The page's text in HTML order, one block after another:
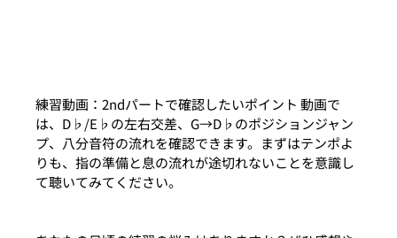
練習動画：2ndパートで確認したいポイント 動画で
は、D♭/E♭の左右交差、G→D♭のポジションジャン
プ、八分音符の流れを確認できます。まずはテンポよ
りも、指の準備と息の流れが途切れないことを意識し
て聴いてみてください。